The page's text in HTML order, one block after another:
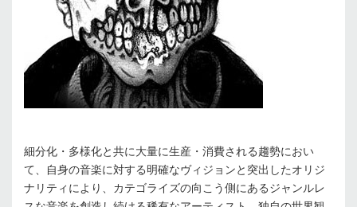
細分化・多様化と共に大量に生産・消費される趨勢におい
て、自身の音楽に対する明確なヴィジョンと突出したオリジ
ナリティにより、カテゴライズの向こう側にあるジャンルレ